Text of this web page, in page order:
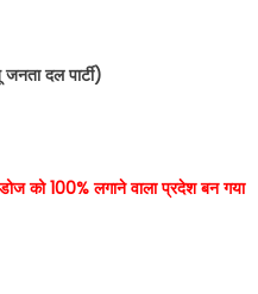
दल पार्टी)
को 100% लगाने वाला प्रदेश बन गया